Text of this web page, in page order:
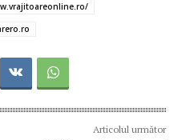
Articolul următor